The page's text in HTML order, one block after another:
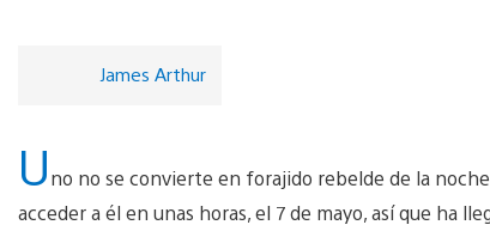
James Arthur
Uno no se convierte en forajido rebelde de la
acceder a él en unas horas, el 7 de mayo, así que ha